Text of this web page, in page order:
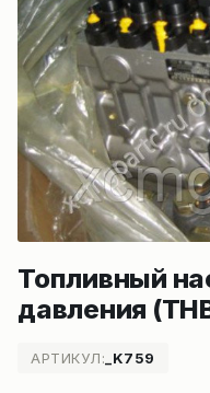
Топливный
давления
АРТИКУЛ: _K759